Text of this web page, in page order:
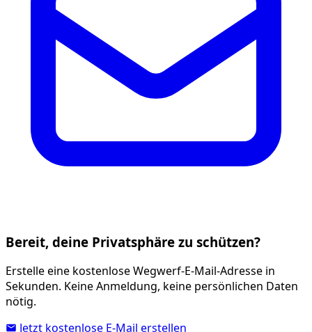
Bereit, deine Privatsphäre zu schützen?
Erstelle eine kostenlose Wegwerf-E-Mail-Adresse in
Sekunden. Keine Anmeldung, keine persönlichen Daten
nötig.
Jetzt kostenlose E-Mail erstellen